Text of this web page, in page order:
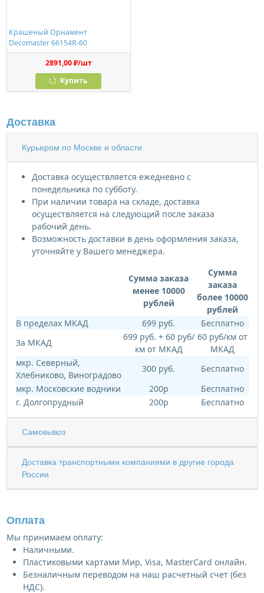
Крашеный Орнамент
Decomaster 66154R-60
2891,00 ₽/шт
Купить
Доставка
Курьером по Москве и области
Доставка осуществляется ежедневно с
понедельника по субботу.
При наличии товара на складе, доставка
осуществляется на следующий после заказа
рабочий день.
Возможность доставки в день оформления заказа,
уточняйте у Вашего менеджера.
Сумма заказа
менее 10000
рублей
Сумма
заказа
более 10000
рублей
В пределах МКАД
699 руб.
Бесплатно
За МКАД
699 руб. + 60 руб/
км от МКАД
60 руб/км от
МКАД
мкр. Северный,
Хлебниково, Виноградово
300 руб.
Бесплатно
мкр. Московские водники
200р
Бесплатно
г. Долгопрудный
200р Бесплатно
Самовывоз
Доставка транспортными компаниями в другие города
России
Оплата
Мы принимаем оплату:
Наличными.
Пластиковыми картами Мир, Visa, MasterCard онлайн.
Безналичным переводом на наш расчетный счет (без
НДС).